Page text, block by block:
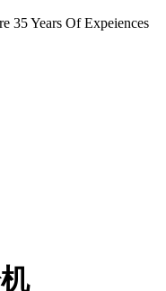
35 Years Of Expeiences